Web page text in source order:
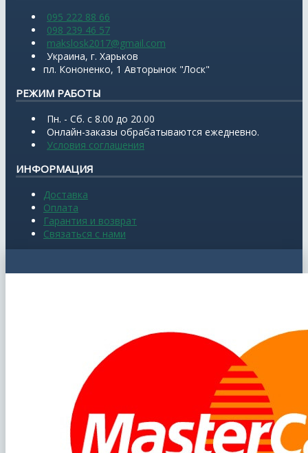
095 222 88 66
098 239 46 57
makslosk2017@gmail.com
Украина, г. Харьков
пл. Кононенко, 1 Авторынок "Лоск"
РЕЖИМ РАБОТЫ
Пн. - Сб. с 8.00 до 20.00
Онлайн-заказы обрабатываются ежедневно.
Условия соглашения
ИНФОРМАЦИЯ
Доставка
Оплата
Гарантия и возврат
Связаться с нами